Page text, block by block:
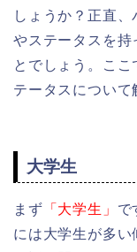
しょうか？正直
やステータスを持
とでしょう。こ
テータスについて
大学生
まず 「大学生」 で
には大学生が多